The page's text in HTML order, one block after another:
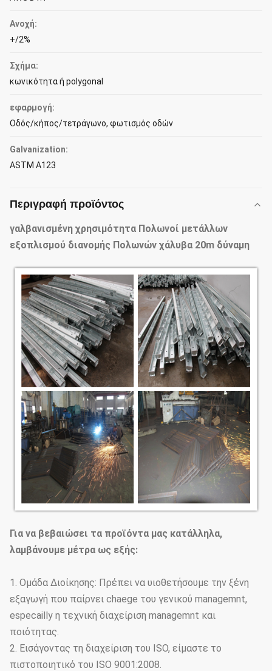
Ανοχή:
+/2%
Σχήμα:
κωνικότητα ή polygonal
εφαρμογή:
Οδός/κήπος/τετράγωνο, φωτισμός οδών
Galvanization:
ASTM A123
Περιγραφή προϊόντος
γαλβανισμένη χρησιμότητα Πολωνοί μετάλλων
εξοπλισμού διανομής Πολωνών χάλυβα 20m δύναμη
Για να βεβαιώσει τα προϊόντα μας κατάλληλα,
λαμβάνουμε μέτρα ως εξής:
1. Ομάδα Διοίκησης: Πρέπει να υιοθετήσουμε την ξένη
εξαγωγή που παίρνει chaege του γενικού managemnt,
especailly η τεχνική διαχείριση managemnt και
ποιότητας.
2. Εισάγοντας τη διαχείριση του ISO, είμαστε το
πιστοποιητικό του ISO 9001:2008.